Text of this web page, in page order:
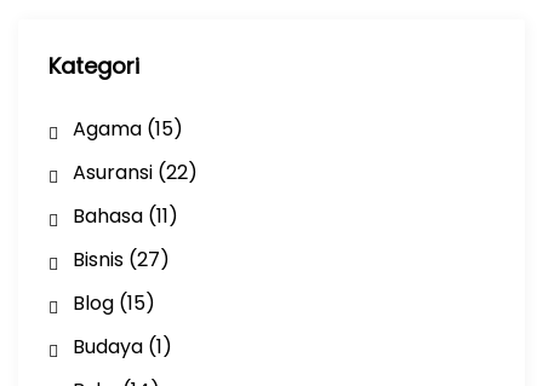
Kategori
Agama(15)
Asuransi(22)
Bahasa(11)
Bisnis(27)
Blog(15)
Budaya(1)